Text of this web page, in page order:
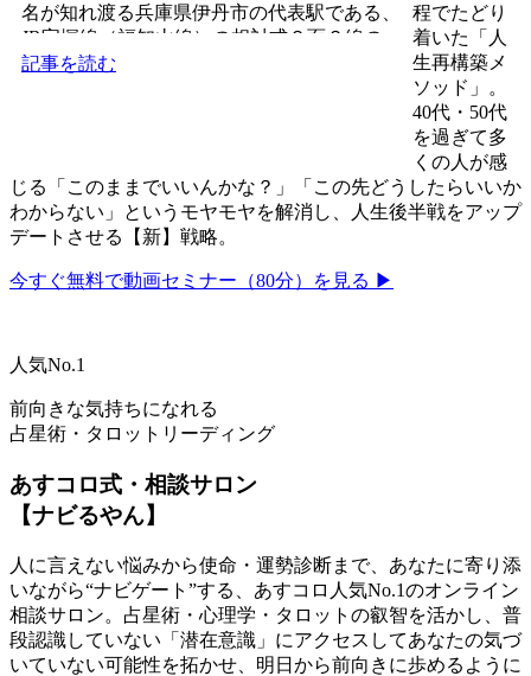
名が知れ渡る兵庫県伊丹市の代表駅である、
JR宝塚線（福知山線）の相対式２面２線の
地上駅。奈良市と「清...
記事を読む
程でたどり
着いた「人
生再構築メ
ソッド」。
40代・50代
を過ぎて多
くの人が感
じる「このままでいいんかな？」「この先どうしたらいいか
わからない」というモヤモヤを解消し、人生後半戦をアップ
デートさせる【新】戦略。
今すぐ無料で動画セミナー（80分）を見る ▶
人気No.1
前向きな気持ちになれる
占星術・タロットリーディング
あすコロ式・相談サロン
【ナビるやん】
人に言えない悩みから使命・運勢診断まで、あなたに寄り添
いながら“ナビゲート”する、あすコロ人気No.1のオンライン
相談サロン。占星術・心理学・タロットの叡智を活かし、普
段認識していない「潜在意識」にアクセスしてあなたの気づ
いていない可能性を拓かせ、明日から前向きに歩めるように